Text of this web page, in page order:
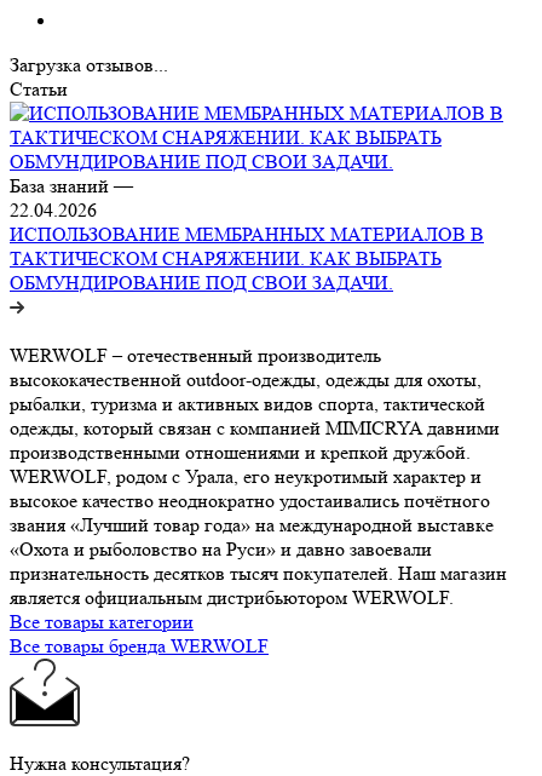
Загрузка отзывов...
Статьи
База знаний—
22.04.2026
ИСПОЛЬЗОВАНИЕ МЕМБРАННЫХ МАТЕРИАЛОВ В
ТАКТИЧЕСКОМ СНАРЯЖЕНИИ. КАК ВЫБРАТЬ
ОБМУНДИРОВАНИЕ ПОД СВОИ ЗАДАЧИ.
WERWOLF – отечественный производитель
высококачественной outdoor-одежды, одежды для охоты,
рыбалки, туризма и активных видов спорта, тактической
одежды, который связан с компанией MIMICRYA давними
производственными отношениями и крепкой дружбой.
WERWOLF, родом с Урала, его неукротимый характер и
высокое качество неоднократно удостаивались почётного
звания «Лучший товар года» на международной выставке
«Охота и рыболовство на Руси» и давно завоевали
признательность десятков тысяч покупателей. Наш магазин
является официальным дистрибьютором WERWOLF.
Все товары категории
Все товары бренда WERWOLF
Нужна консультация?